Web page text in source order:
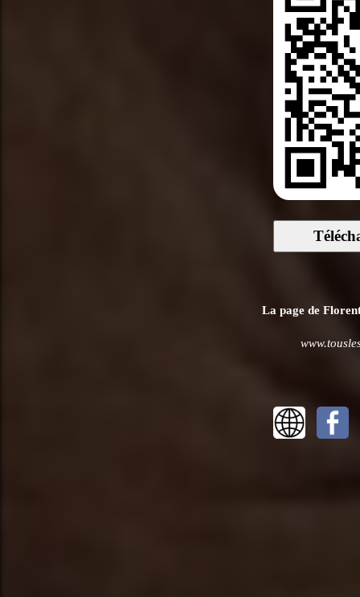
La page de